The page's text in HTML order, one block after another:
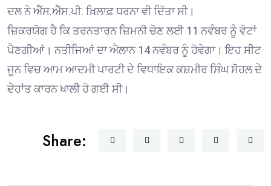
ਦਲ ਨੇ ਐੱਸ.ਐੱਸ.ਪੀ. ਖ਼ਿਲਾਫ਼ ਧਰਨਾ ਵੀ ਦਿੱਤਾ ਸੀ।
ਜ਼ਿਕਰਯੋਗ ਹੈ ਕਿ ਤਰਨਤਾਰਨ ਜ਼ਿਮਨੀ ਚੋਣ ਲਈ 11 ਨਵੰਬਰ ਨੂੰ ਵੋਟਾਂ
ਪੈਣਗੀਆਂ। ਨਤੀਜਿਆਂ ਦਾ ਐਲਾਨ 14 ਨਵੰਬਰ ਨੂੰ ਹੋਵੇਗਾ। ਇਹ ਸੀਟ
ਜੂਨ ਵਿਚ ਆਮ ਆਦਮੀ ਪਾਰਟੀ ਦੇ ਵਿਧਾਇਕ ਕਸ਼ਮੀਰ ਸਿੰਘ ਸੋਹਲ ਦੇ
ਦੇਹਾਂਤ ਕਾਰਨ ਖਾਲੀ ਹੋ ਗਈ ਸੀ।
Share: